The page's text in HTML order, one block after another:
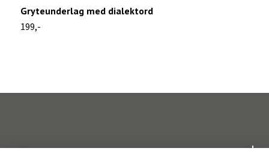
Gryteunderlag med dialektord
199,-